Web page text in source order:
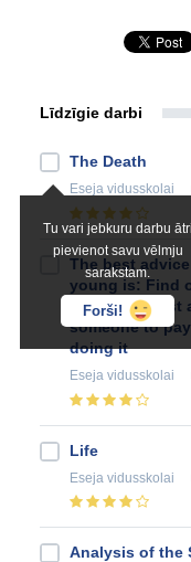
Līdzīgie darbi
Tu vari jebkuru darbu ātri
pievienot savu vēlmju
sarakstam.
Forši!
The Death
Eseja vidusskolai
The best
young is: Find
like doing best
someone to
doing it
Eseja vidusskolai
Life
Eseja vidusskolai
Analysis of the